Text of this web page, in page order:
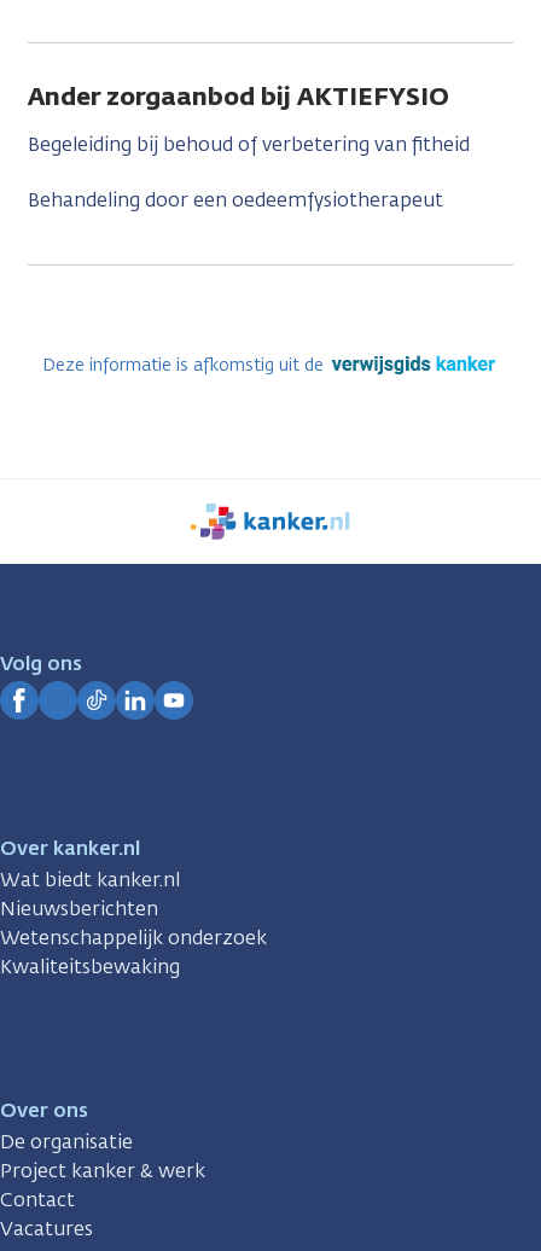
Ander zorgaanbod bij AKTIEFYSIO
Begeleiding bij behoud of verbetering van fitheid
Behandeling door een oedeemfysiotherapeut
Deze informatie is afkomstig uit de
We
zijn
Volg ons
Over kanker.nl
Wat biedt kanker.nl
Nieuwsberichten
Wetenschappelijk onderzoek
Kwaliteitsbewaking
Over ons
De organisatie
Project kanker & werk
Contact
Vacatures